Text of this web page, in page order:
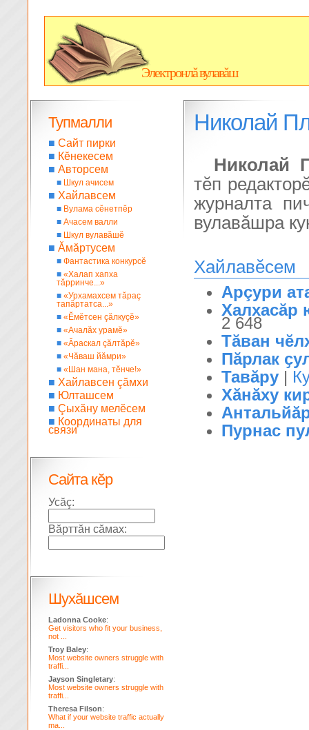
Электронлă вулавăш
Николай
Николай
тӗп
журналта
вулавӑшра
Хайлавĕсем
Арçури
Халхасӑр
2 648
Тӑван
Пӑрлак
Тавăру |
Хăнăху
Пурнас
Тупмалли
■ Сайт пирки
■ Кĕнекесем
■ Авторсем
■ Шкул ачисем
■ Хайлавсем
■ Вулама сĕнетпĕр
■ Ачасем валли
■ Шкул вулавăшĕ
■ Ăмăртусем
■ Фантастика конкурсĕ
■ «Халап хапха
тăрринче...»
■ «Урхамахсем тăраç
тапăртатса...»
■ «Ĕмĕтсен çăлкуçĕ»
■ «Ачалăх урамĕ»
■ «Ăраскал çăлтăрĕ»
■ «Чăваш йăмри»
■ «Шан мана, тĕнче!»
■ Хайлавсен çăмхи
■ Юлташсем
■ Çыхăну мелĕсем
■ Координаты для
связи
Сайта кĕр
Усăç:
Вăрттăн сăмах:
Шухăшсем
Ladonna Cooke:
Get visitors who fit your business,
not ...
Troy Baley:
Most website owners struggle with
traffi...
Jayson Singletary:
Most website owners struggle with
traffi...
Theresa Filson:
What if your website traffic actually
ma...